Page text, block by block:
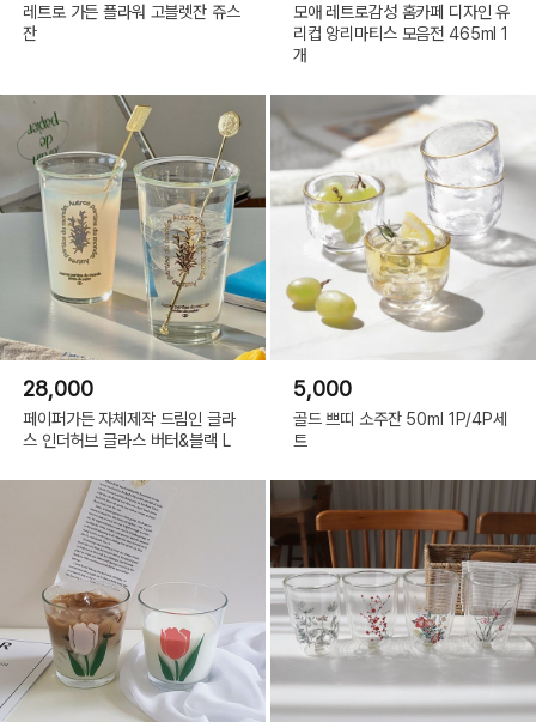
레트로 가든 플라워 고블렛잔 쥬스
잔
모애 레트로감성 홈카페 디자인 유
리컵 앙리마티스 모음전 465ml 1
개
28,000
페이퍼가든 자체제작 드림인 글라
스 인더허브 글라스 버터&블랙 L
5,000
골드 쁘띠 소주잔 50ml 1P/4P세
트